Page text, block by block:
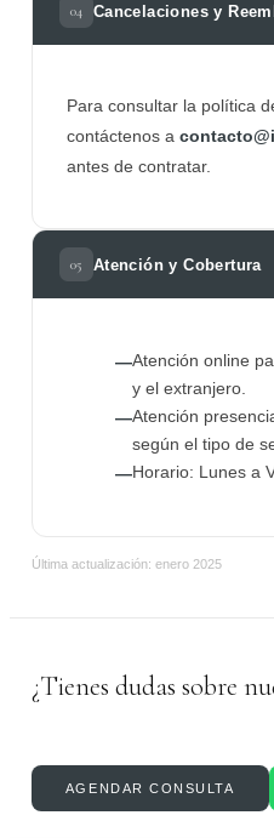
04 Cancelaciones y
Para consultar la política
contáctenos a
antes de contratar.
05 Atención y Cobertura
—Atención online
y el extranjero.
—Atención
según el tipo de
—Horario: Lunes a
Última actualización: enero 2025
¿Tienes dudas sobre
AGENDAR CONSULTA